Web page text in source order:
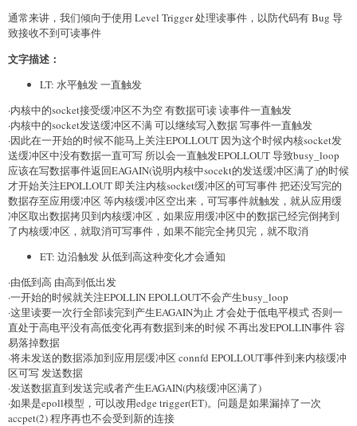
通常来讲，我们倾向于使用 Level Trigger 处理读事件，以防代码有 Bug 导
致接收不到可读事件
文字描述：
LT: 水平触发 一直触发
·内核中的socket接受缓冲区不为空 有数据可读 读事件一直触发
·内核中的socket发送缓冲区不满 可以继续写入数据 写事件一直触发
·因此在一开始的时候不能马上关注EPOLLOUT 因为这个时候内核socket发
送缓冲区中没有数据一直可写 所以会一直触发EPOLLOUT 导致busy_loop
应该在写数据事件返回EAGAIN(说明内核中socekt的发送缓冲区满了)的时候
才开始关注EPOLLOUT 即关注内核socket缓冲区的可写事件 把还没写完的
数据存至应用缓冲区 等内核缓冲区空出来，可写事件就触发，就从应用缓
冲区取出数据拷贝到内核缓冲区，如果应用缓冲区中的数据已经完倒拷到
了内核缓冲区，就取消可写事件，如果不能完全拷贝完，就不取消
ET: 边沿触发 从低到高这种变化才会通知
·由低到高 由高到低出发
·一开始的时候就关注EPOLLIN EPOLLOUT不会产生busy_loop
·这里读要一次行全部读完到产生EAGAIN为止 才会处于低电平模式 否则一
直处于高电平没有高低变化再有数据到来的时候 不再出发EPOLLIN事件 容
易落掉数据
·将未发送的数据添加到应用层缓冲区 connfd EPOLLOUT事件到来内核缓冲
区可写 发送数据
·发送数据直到发送完或者产生EAGAIN(内核缓冲区满了)
·如果是epoll模型，可以改用edge trigger(ET)。问题是如果漏掉了一次
accpet(2) 程序再也不会受到新的连接